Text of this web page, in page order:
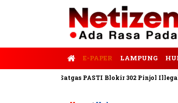
E-PAPER LAMPUNG
Satgas PASTI Blokir 302 Pinjol Illegal